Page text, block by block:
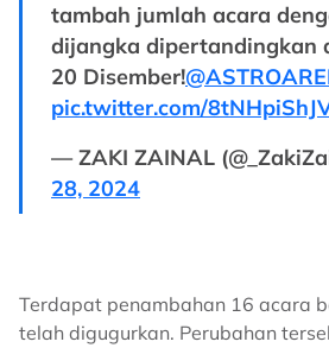
tambah jumlah acara
dijangka dipertandingkan
20 Disember!
pic.twitter.com/
— ZAKI ZAINAL
28, 2024
Terdapat penambahan 16 acara
telah digugurkan. Perubahan